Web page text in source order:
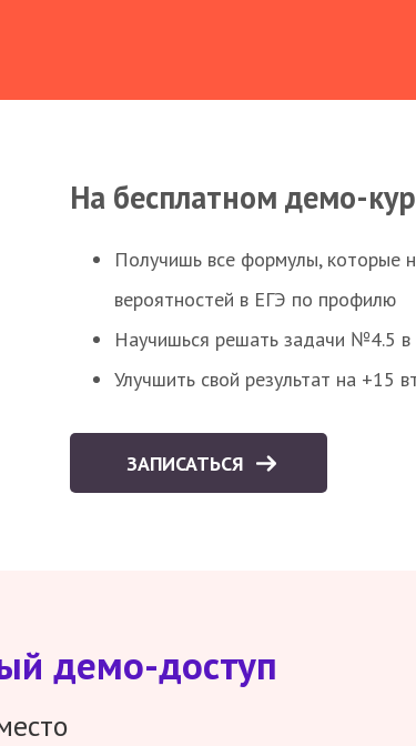
На бесплатном демо-
Получишь все формулы,
вероятностей в ЕГЭ по профилю
Научишься решать задачи №4.5
Улучшить свой результат на +15
ЗАПИСАТЬСЯ
демо-доступ